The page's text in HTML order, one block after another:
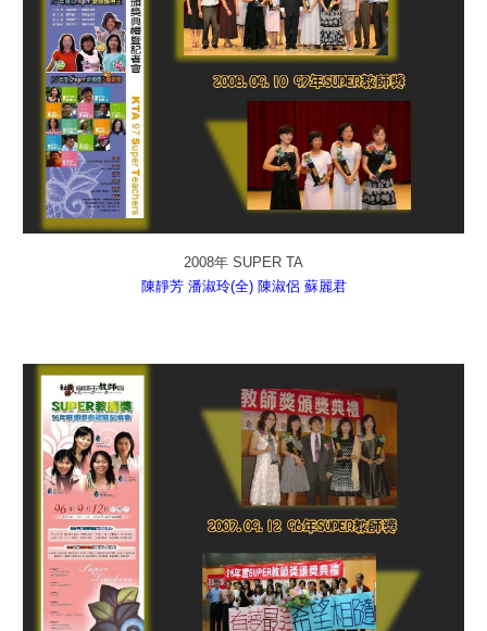
2008年 SUPER TA
陳靜芳 潘淑玲(全) 陳淑侶 蘇麗君